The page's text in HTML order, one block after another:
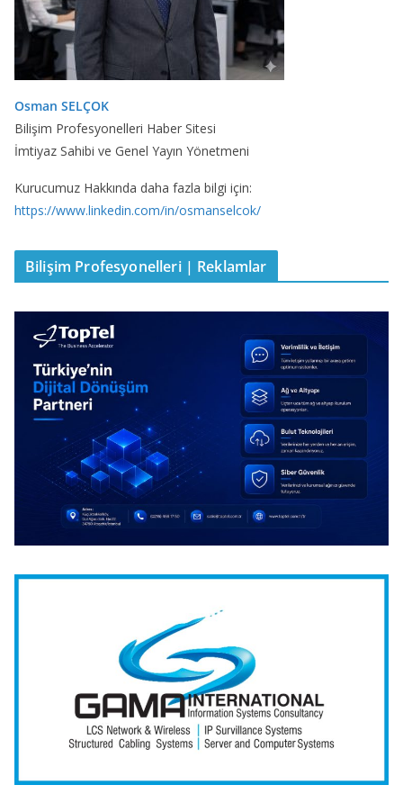
Osman SELÇOK
Bilişim Profesyonelleri Haber Sitesi
İmtiyaz Sahibi ve Genel Yayın Yönetmeni
Kurucumuz Hakkında daha fazla bilgi için:
https://www.linkedin.com/in/osmanselcok/
Bilişim Profesyonelleri | Reklamlar